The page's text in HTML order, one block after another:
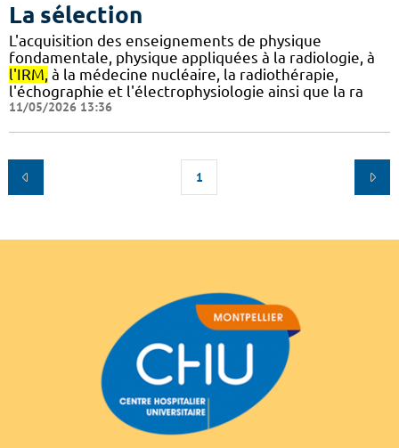
La sélection
L'acquisition des enseignements de physique
fondamentale, physique appliquées à la radiologie, à
l'IRM, à la médecine nucléaire, la radiothérapie,
l'échographie et l'électrophysiologie ainsi que la ra
11/05/2026 13:36
1